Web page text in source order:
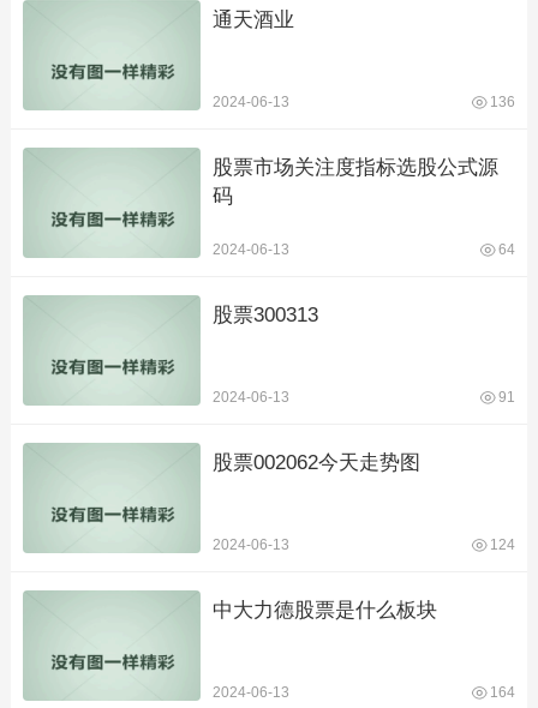
通天酒业
2024-06-13 136
股票市场关注度指标选股公式源
码
2024-06-13 64
股票300313
2024-06-13 91
股票002062今天走势图
2024-06-13 124
中大力德股票是什么板块
2024-06-13 164